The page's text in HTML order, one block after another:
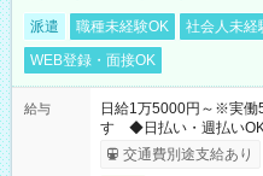
派遣 職種未経験OK 社会人未経
WEB登録・面接OK
給与
日給1万5000円～※実働
す ◆日払い・週払い
も異なります
交通費別途支給あり